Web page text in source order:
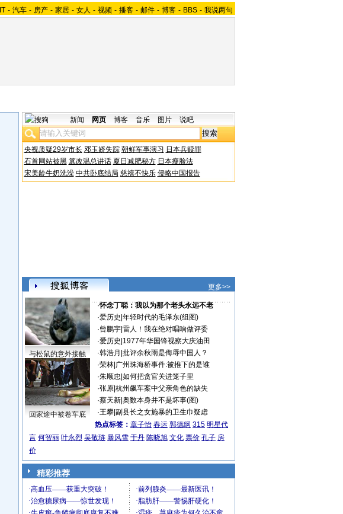
IT - 汽车 - 房产 - 家居 - 女人 - 视频 - 播客 - 邮件 - 博客 - BBS - 我说两句
新闻 网页 博客 音乐 图片 说吧
央视质疑29岁市长 邓玉娇失踪 朝鲜军事演习 日本兵赎罪
石首网站被黑 篡改温总讲话 夏日减肥秘方 日本瘦脸法
宋美龄牛奶洗澡 中共卧底结局 慈禧不快乐 侵略中国报告
更多>>
与松鼠的意外接触
回家途中被卷车底
·怀念丁聪：我以为那个老头永远不老
·爱历史 年轻时代的毛泽东(组图)
·曾鹏宇| 雷人！我在绝对唱响做评委
·爱历史 1977年华国锋视察大庆油田
·韩浩月 批评余秋雨是侮辱中国人？
·荣林| 广州珠海桥事件:被推下的是谁
·朱顺忠 如何把贪官关进笼子里
·张原| 杭州飙车案中父亲角色的缺失
·蔡天新| 奥数本身并不是坏事(图)
·王攀| 副县长之女施暴的卫生巾疑虑
热点标签： 章子怡 春运 郭德纲 315 明星代
言 何智丽 叶永烈 吴敬琏 暴风雪 于丹 陈晓旭 文化 票价 孔子 房
价
精彩推荐